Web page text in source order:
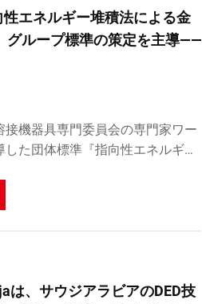
性エネルギー堆積法による金
グループ標準の策定を主導——
機器具専門委員会の専門家ワー
た団体標準『指向性エネルギー
2026）』が…
は、サウジアラビアのDED技